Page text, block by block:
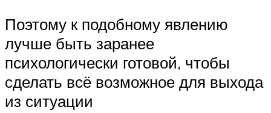
Поэтому к подобному явлению
лучше быть заранее
психологически готовой, чтобы
сделать всё возможное для выхода
из ситуации